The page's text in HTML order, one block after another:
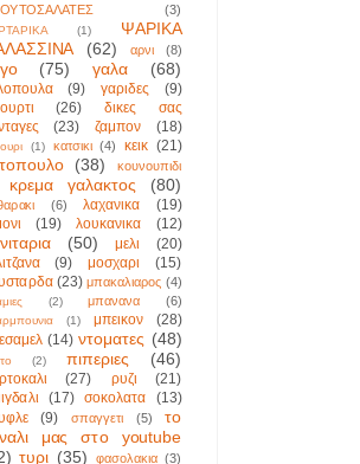
(3)
(1)
ΨΑΡΙΚΑ
(62) αρνι (8)
(75) γαλα (68)
(9) γαριδες
(9)
(26)
δικες σας
(23) ζαμπον (18)
(1) κατσικι (4) κεικ (21)
(38)
κουνουπιδι
κρεμα γαλακτος (80)
(6) λαχανικα
(19)
(19) λουκανικα (12)
(50) μελι
(20)
(9) μοσχαρι
(15)
(23) μπακαλιαρος (4)
(2) μπανανα (6)
(1) μπεικον
(28)
(14) ντοματες (48)
(2) πιπεριες (46)
(27) ρυζι
(21)
(17) σοκολατα
(13)
(9) σπαγγετι (5)
το
μας στο youtube
τυρι (35) φασολακια (3)